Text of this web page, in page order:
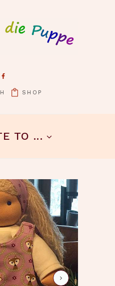
SHOP
TO ...
marie-10